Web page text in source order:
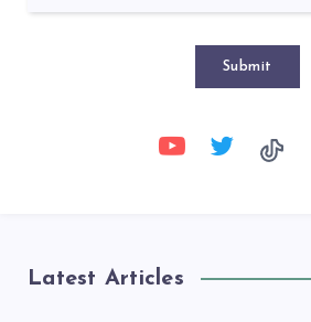
Submit
Latest Articles